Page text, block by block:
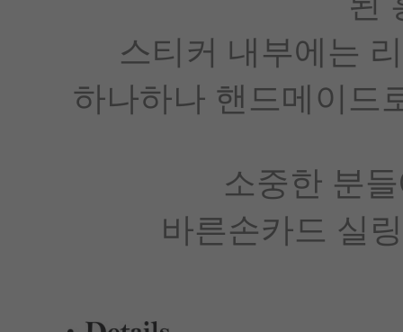
스티커 내부에는
하나하나 핸드메이드
소중한 분
바른손카드 실